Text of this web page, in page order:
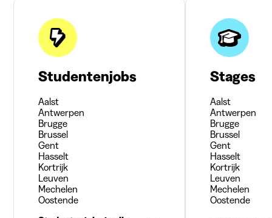
Studentenjobs
Aalst
Antwerpen
Brugge
Brussel
Gent
Hasselt
Kortrijk
Leuven
Mechelen
Oostende
Stages
Aalst
Antwerpen
Brugge
Brussel
Gent
Hasselt
Kortrijk
Leuven
Mechelen
Oostende